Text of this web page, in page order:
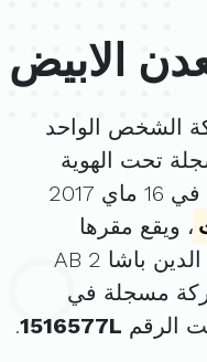
الابيض
الشخص الواحد
تحت الهوية
. تم تأسيسها في 16 ماي 2017
، ويقع مقرها
الرئيسي في عدد 41 شارع خير الدين باشا AB 2
مسجلة في
الرقم 1516577L
.